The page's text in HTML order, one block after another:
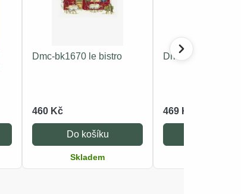
Dmc-bk1670 le bistro
460 Kč
Do košíku
Skladem
Dmc-bk1929
469 Kč